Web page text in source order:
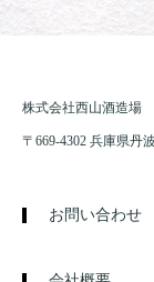
株式会社西山酒造場
〒669-4302 兵庫県丹
お問い合わせ